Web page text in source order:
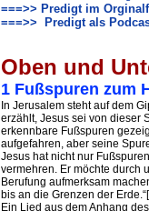
===>> Predigt im
===>> Predigt als
Oben und
1 Fußspuren zum
In Jerusalem steht auf dem
erzählt, Jesus sei von dieser
erkennbare Fußspuren
aufgefahren, aber seine
Jesus hat nicht nur
vermehren. Er möchte durch
Berufung aufmerksam
bis an die Grenzen der
Ein Lied aus dem Anhang